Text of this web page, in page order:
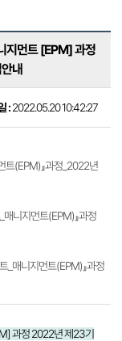
지먼트 [EPM] 과정
내
:2022.05.20 10:42:27
트(EPM)』과정_2022년
매니지먼트(EPM)』과정
_매니지먼트(EPM)』과정
과정2022년 제23기